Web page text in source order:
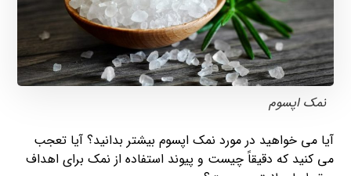
نمک اپسوم
آیا می خواهید در مورد نمک اپسوم بیشتر بدانید؟ آیا تعجب
می کنید که دقیقاً چیست و پیوند استفاده از نمک برای اهداف